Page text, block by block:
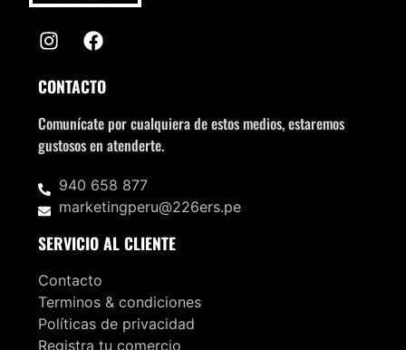
CONTACTO
Comunícate por cualquiera de estos medios, estaremos
gustosos en atenderte.
940 658 877
marketingperu@226ers.pe
SERVICIO AL CLIENTE
Contacto
Terminos & condiciones
Políticas de privacidad
Registra tu comercio